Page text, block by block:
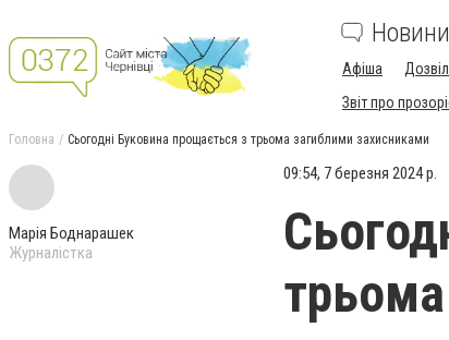
Новини
Афіша
Звіт про
Головна Сьогодні Буковина прощається з трьома загиблими захисниками
Марія Боднарашек
Журналістка
09:54, 7 березня 2024 р.